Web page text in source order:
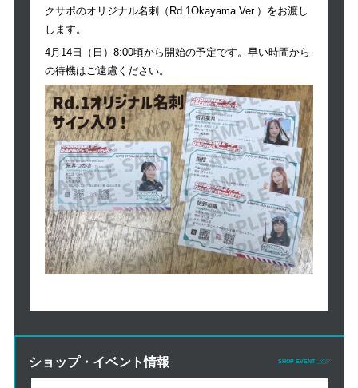
クサポのオリジナル名刺（Rd.1Okayama Ver.）をお渡し
します。
4月14日（日）8:00頃から開始の予定です。早い時間から
の待機はご遠慮ください。
ショップ・イベント情報 SHOP EVENT